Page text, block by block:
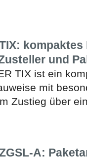
und
TIX ist ein
mit
Zustieg über
A: